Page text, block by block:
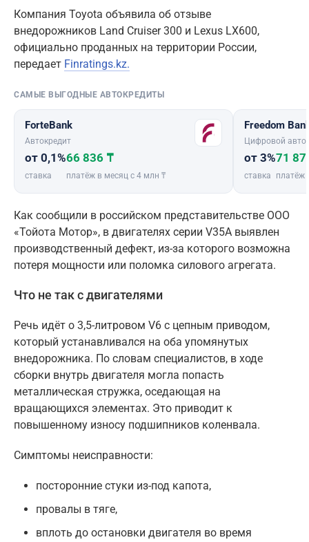
Компания Toyota объявила об отзыве
внедорожников Land Cruiser 300 и Lexus LX600,
официально проданных на территории России,
передает Finratings.kz.
САМЫЕ ВЫГОДНЫЕ АВТОКРЕДИТЫ
ForteBank
Автокредит
от 0,1%
ставка
66 836 ₸
платёж в месяц с 4 млн ₸
Freedom
Цифровой
от 3%
ставка
71
платёж
Как сообщили в российском представительстве ООО
«Тойота Мотор», в двигателях серии V35A выявлен
производственный дефект, из-за которого возможна
потеря мощности или поломка силового агрегата.
Что не так с двигателями
Речь идёт о 3,5-литровом V6 с цепным приводом,
который устанавливался на оба упомянутых
внедорожника. По словам специалистов, в ходе
сборки внутрь двигателя могла попасть
металлическая стружка, оседающая на
вращающихся элементах. Это приводит к
повышенному износу подшипников коленвала.
Симптомы неисправности:
посторонние стуки из-под капота,
провалы в тяге,
вплоть до остановки двигателя во время